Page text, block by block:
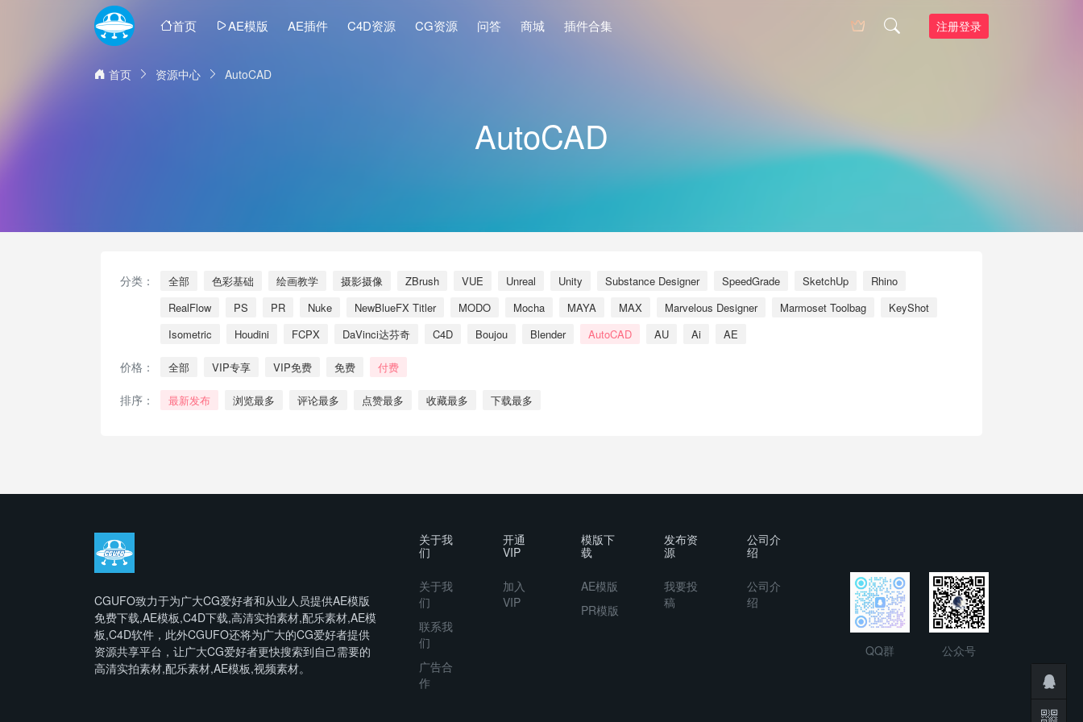
首页 AE模版 AE插件 C4D资源 CG资源 问答 商城 插件合集 注册登录
首页 资源中心 AutoCAD
AutoCAD
分类： 全部 色彩基础 绘画教学 摄影摄像 ZBrush VUE Unreal Unity Substance Designer SpeedGrade SketchUp
Rhino
RealFlow
PS PR Nuke NewBlueFX Titler MODO Mocha MAYA MAX Marvelous Designer Marmoset Toolbag
KeyShot
Isometric
Houdini FCPX DaVinci达芬奇 C4D Boujou Blender AutoCAD AU Ai AE
价格： 全部 VIP专享 VIP免费 免费 付费
排序： 最新发布 浏览最多 评论最多 点赞最多 收藏最多 下载最多
CGUFO致力于为广大CG爱好者和从业人员提供AE模版
免费下载,AE模板,C4D下载,高清实拍素材,配乐素材,AE模
板,C4D软件，此外CGUFO还将为广大的CG爱好者提供
资源共享平台，让广大CG爱好者更快搜索到自己需要的
高清实拍素材,配乐素材,AE模板,视频素材。
关于我
们
关于我
们
联系我
们
广告合
作
开通
VIP
加入
VIP
模版下
载
AE模版
PR模版
发布资
源
我要投
稿
公司介
绍
公司介
绍
QQ群 公众号